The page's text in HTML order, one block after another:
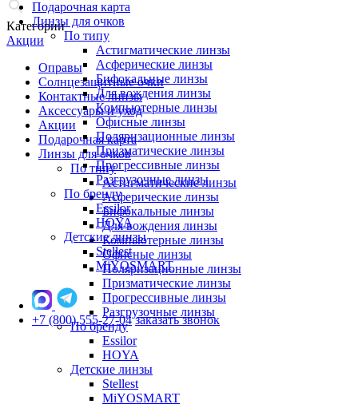
Категории
Акции
Оправы
Солнцезащитные очки
Контактные линзы
Аксессуары и уход
Акции
Подарочная карта
Линзы для очков
По типу
Астигматические линзы
Асферические линзы
Бифокальные линзы
Для вождения линзы
Компьютерные линзы
Офисные линзы
Поляризационные линзы
Призматические линзы
Прогрессивные линзы
Разгрузочные линзы
По бренду
Essilor
HOYA
Детские линзы
Stellest
MiYOSMART
Подарочная карта
Линзы для очков
По типу
Астигматические линзы
Асферические линзы
Бифокальные линзы
Для вождения линзы
Компьютерные линзы
Офисные линзы
Поляризационные линзы
Призматические линзы
Прогрессивные линзы
Разгрузочные линзы
По бренду
Essilor
HOYA
Детские линзы
Stellest
MiYOSMART
+7 (800) 555-27-04 заказать звонок